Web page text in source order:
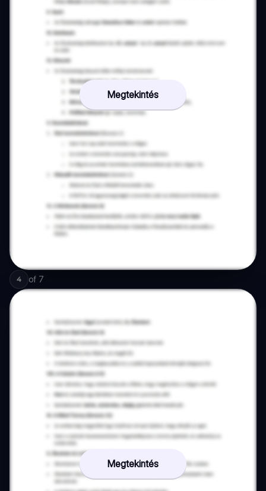
Megtekintés
4 of 7
Megtekintés